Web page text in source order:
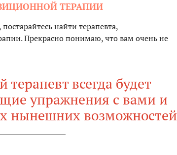
ТЕРАПИИ
найти терапевта,
Прекрасно понимаю, что вам очень не
всегда будет
упражнения с вами и
нынешних возможностей